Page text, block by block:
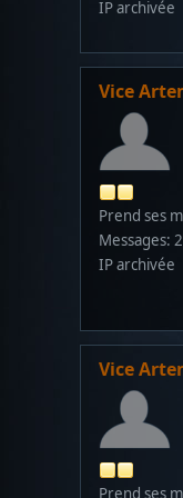
IP archivée
Vice
Prend ses
Messages:
IP archivée
Vice
Prend ses